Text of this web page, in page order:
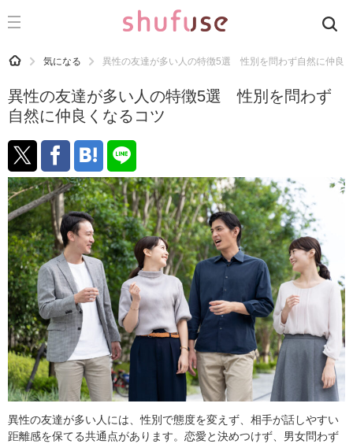
CATEGORY 記事カテゴリ
運気
洗濯
生活の知恵
お金
掃除
マナー
趣味
食材辞典
おすすめ
HOME 気になる 異性の友達が多い人の特徴5選 性別を問わず自然に仲良
異性の友達が多い人の特徴5選 性別を問わず
自然に仲良くなるコツ
異性の友達が多い人には、性別で態度を変えず、相手が話しやすい
距離感を保てる共通点があります。恋愛と決めつけず、男女問わず